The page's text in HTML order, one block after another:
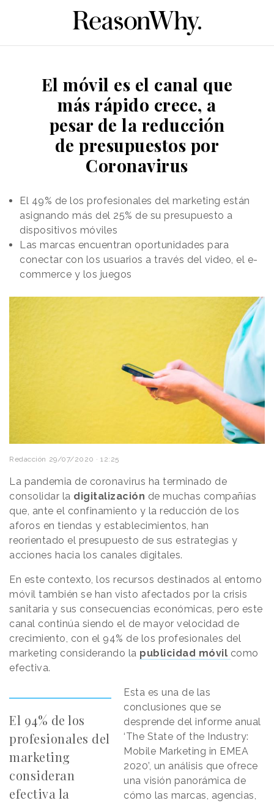
El móvil es el canal que
más rápido crece, a
pesar de la reducción
de presupuestos por
Coronavirus
El 49% de los profesionales del marketing están
asignando más del 25% de su presupuesto a
dispositivos móviles
Las marcas encuentran oportunidades para
conectar con los usuarios a través del video, el e-
commerce y los juegos
Redacción 29/07/2020 · 12:25
La pandemia de coronavirus ha terminado de
consolidar la digitalización de muchas compañías
que, ante el confinamiento y la reducción de los
aforos en tiendas y establecimientos, han
reorientado el presupuesto de sus estrategias y
acciones hacia los canales digitales.
En este contexto, los recursos destinados al entorno
móvil también se han visto afectados por la crisis
sanitaria y sus consecuencias económicas, pero este
canal continúa siendo el de mayor velocidad de
crecimiento, con el 94% de los profesionales del
marketing considerando la publicidad móvil como
efectiva.
El 94% de los
profesionales del
marketing
consideran
efectiva la
Esta es una de las
conclusiones que se
desprende del informe anual
‘The State of the Industry:
Mobile Marketing in EMEA
2020’, un análisis que ofrece
una visión panorámica de
cómo las marcas, agencias,